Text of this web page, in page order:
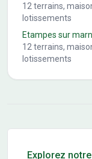
12 terrains,
lotissements
Etampes sur
12 terrains,
lotissements
Explorez